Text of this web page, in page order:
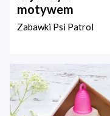
motywem
Zabawki Psi Patrol